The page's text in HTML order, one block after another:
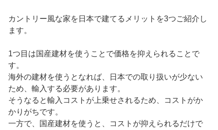
カントリー風な家を日本で建てるメリットを3つご紹介し
ます。
1つ目は国産建材を使うことで価格を抑えられることで
す。
海外の建材を使うとなれば、日本での取り扱いが少ない
ため、輸入する必要があります。
そうなると輸入コストが上乗せされるため、コストがか
かりがちです。
一方で、国産建材を使うと、コストが抑えられるだけで